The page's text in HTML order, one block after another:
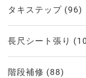
タキステップ (96)
長尺シート張り
階段補修 (88)